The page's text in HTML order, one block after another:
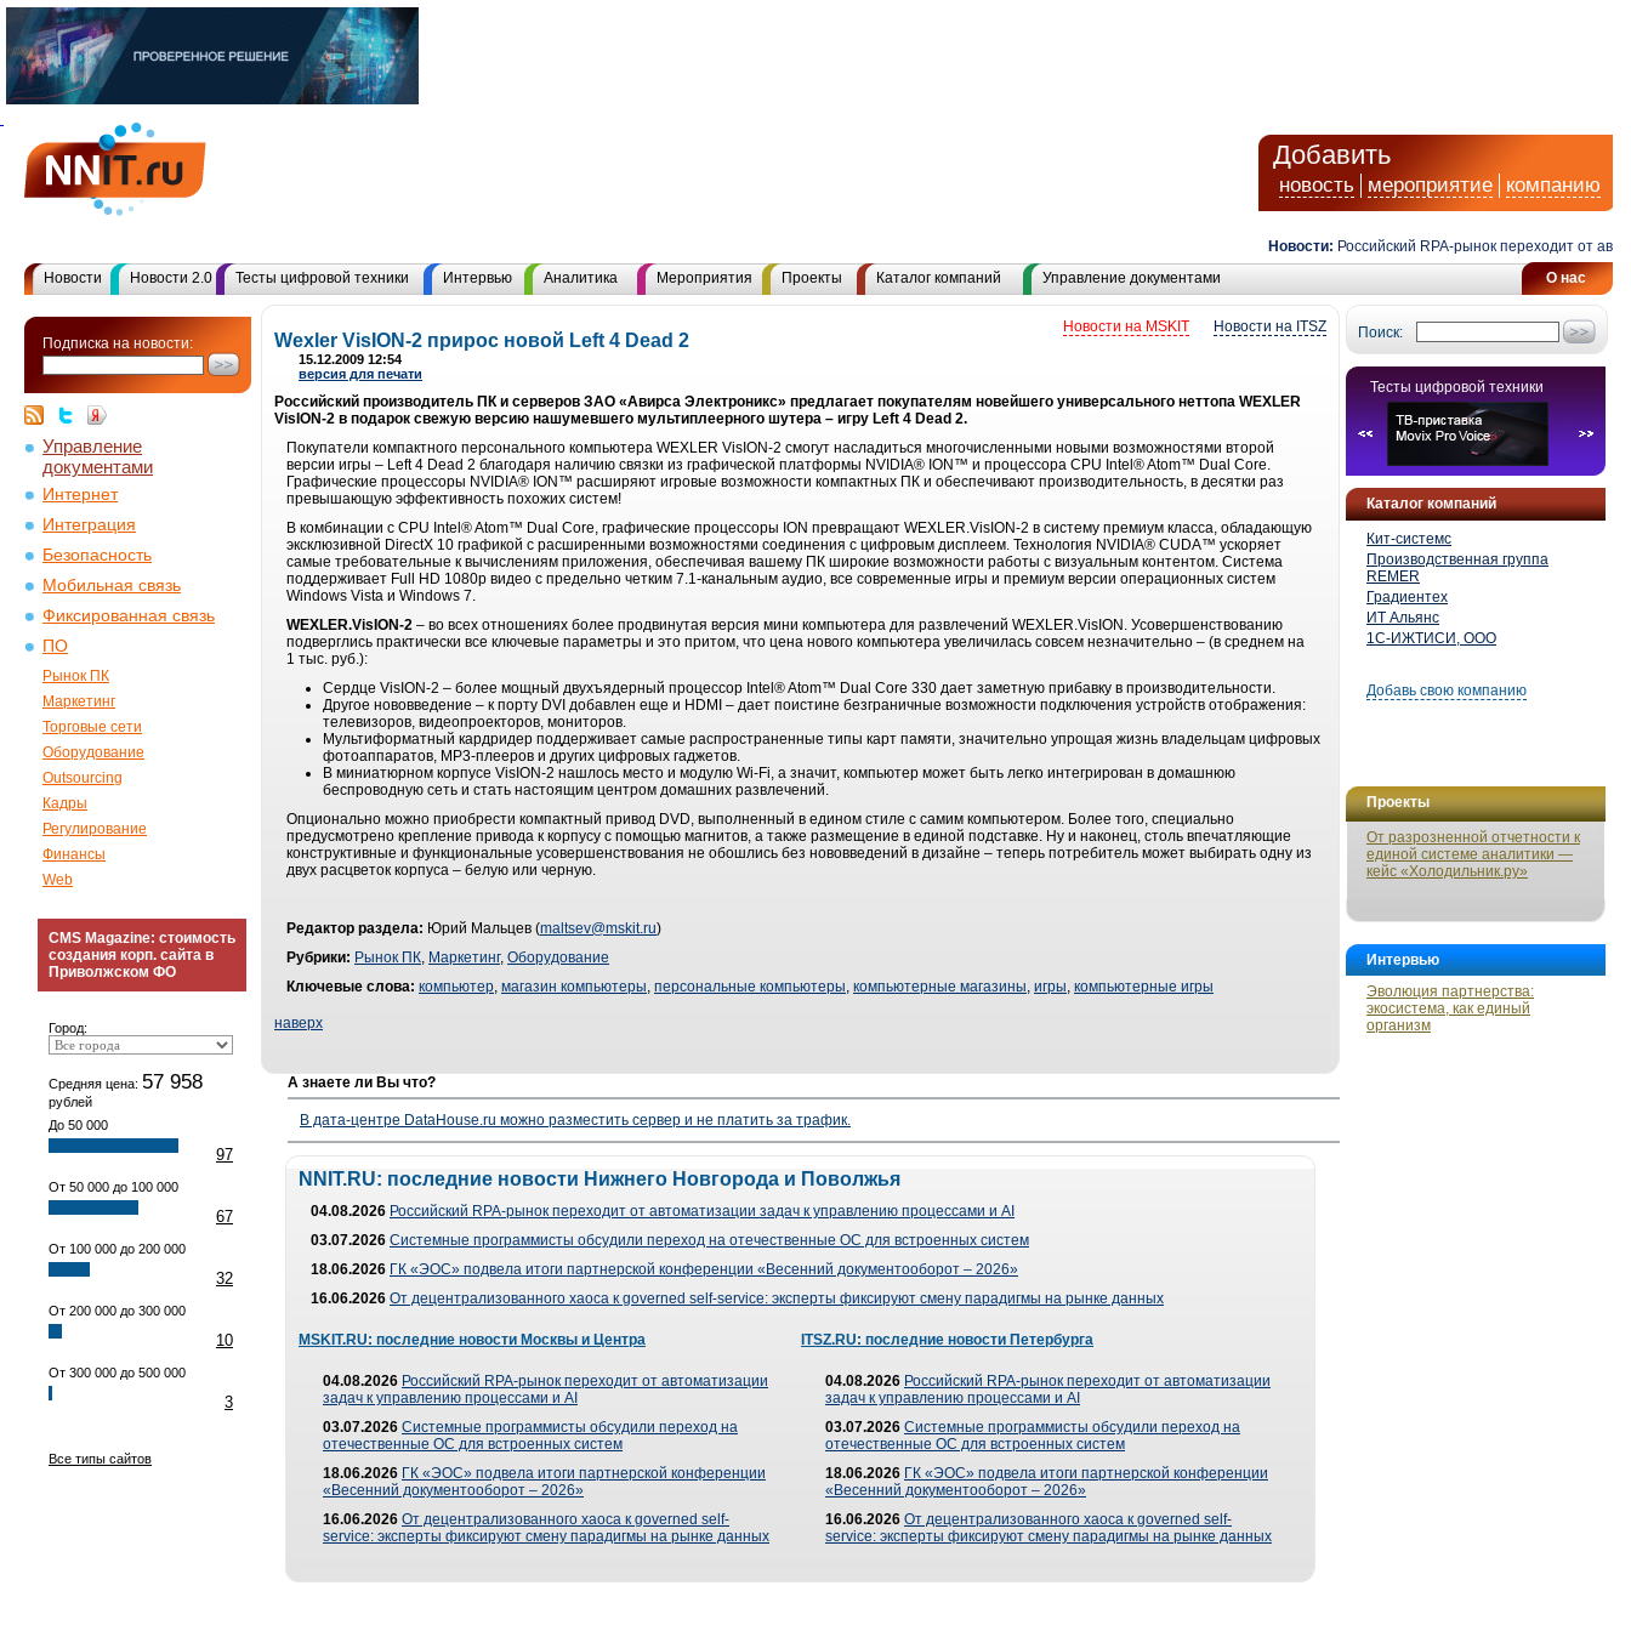
Добавить
новость мероприятие компанию
Новости: Российский RPA-рынок переходит от
О нас
Новости Новости 2.0 Тесты цифровой техники Интервью Аналитика Мероприятия Проекты Каталог компаний Управление документами
Подписка на новости:
Управление
документами
Интернет
Интеграция
Безопасность
Мобильная связь
Фиксированная связь
ПО
Рынок ПК
Маркетинг
Торговые сети
Оборудование
Outsourcing
Кадры
Регулирование
Финансы
Web
CMS Magazine: стоимость
создания корп. сайта в
Приволжском ФО
Город:
Средняя цена: 57 958
рублей
До 50 000
97
От 50 000 до 100 000
67
От 100 000 до 200 000
32
От 200 000 до 300 000
10
От 300 000 до 500 000
3
Все типы сайтов
Поиск:
Тесты цифровой техники
Каталог компаний
Кит-системс
Производственная группа
REMER
Градиентех
ИТ Альянс
1С-ИЖТИСИ, ООО
Добавь свою компанию
Проекты
От разрозненной отчетности к
единой системе аналитики —
кейс «Холодильник.ру»
Интервью
Эволюция партнерства:
экосистема, как единый
организм
Новости на ITSZ
Новости на MSKIT
Wexler VisION-2 прирос новой Left 4 Dead 2
15.12.2009 12:54
версия для печати
Российский производитель ПК и серверов ЗАО «Авирса Электроникс» предлагает покупателям новейшего универсального неттопа WEXLER
VisION-2 в подарок свежую версию нашумевшего мультиплеерного шутера – игру Left 4 Dead 2.
Покупатели компактного персонального компьютера WEXLER VisION-2 смогут насладиться многочисленными новыми возможностями второй
версии игры – Left 4 Dead 2 благодаря наличию связки из графической платформы NVIDIA® ION™ и процессора CPU Intel® Atom™ Dual Core.
Графические процессоры NVIDIA® ION™ расширяют игровые возможности компактных ПК и обеспечивают производительность, в десятки раз
превышающую эффективность похожих систем!
В комбинации с CPU Intel® Atom™ Dual Core, графические процессоры ION превращают WEXLER.VisION-2 в систему премиум класса, обладающую
эксклюзивной DirectX 10 графикой с расширенными возможностями соединения с цифровым дисплеем. Технология NVIDIA® CUDA™ ускоряет
самые требовательные к вычислениям приложения, обеспечивая вашему ПК широкие возможности работы с визуальным контентом. Система
поддерживает Full HD 1080p видео с предельно четким 7.1-канальным аудио, все современные игры и премиум версии операционных систем
Windows Vista и Windows 7.
WEXLER.VisION-2 – во всех отношениях более продвинутая версия мини компьютера для развлечений WEXLER.VisION. Усовершенствованию
подверглись практически все ключевые параметры и это притом, что цена нового компьютера увеличилась совсем незначительно – (в среднем на
1 тыс. руб.):
Сердце VisION-2 – более мощный двухъядерный процессор Intel® Atom™ Dual Core 330 дает заметную прибавку в производительности.
Другое нововведение – к порту DVI добавлен еще и HDMI – дает поистине безграничные возможности подключения устройств отображения:
телевизоров, видеопроекторов, мониторов.
Мультиформатный кардридер поддерживает самые распространенные типы карт памяти, значительно упрощая жизнь владельцам цифровых
фотоаппаратов, MP3-плееров и других цифровых гаджетов.
В миниатюрном корпусе VisION-2 нашлось место и модулю Wi-Fi, а значит, компьютер может быть легко интегрирован в домашнюю
беспроводную сеть и стать настоящим центром домашних развлечений.
Опционально можно приобрести компактный привод DVD, выполненный в едином стиле с самим компьютером. Более того, специально
предусмотрено крепление привода к корпусу с помощью магнитов, а также размещение в единой подставке. Ну и наконец, столь впечатляющие
конструктивные и функциональные усовершенствования не обошлись без нововведений в дизайне – теперь потребитель может выбирать одну из
двух расцветок корпуса – белую или черную.
Редактор раздела: Юрий Мальцев (maltsev@mskit.ru)
Рубрики: Рынок ПК, Маркетинг, Оборудование
Ключевые слова: компьютер, магазин компьютеры, персональные компьютеры, компьютерные магазины, игры, компьютерные игры
наверх
А знаете ли Вы что?
В дата-центре DataHouse.ru можно разместить сервер и не платить за трафик.
NNIT.RU: последние новости Нижнего Новгорода и Поволжья
04.08.2026 Российский RPA-рынок переходит от автоматизации задач к управлению процессами и AI
03.07.2026 Системные программисты обсудили переход на отечественные ОС для встроенных систем
18.06.2026 ГК «ЭОС» подвела итоги партнерской конференции «Весенний документооборот – 2026»
16.06.2026 От децентрализованного хаоса к governed self-service: эксперты фиксируют смену парадигмы на рынке данных
MSKIT.RU: последние новости Москвы и Центра
04.08.2026 Российский RPA-рынок переходит от автоматизации
задач к управлению процессами и AI
03.07.2026 Системные программисты обсудили переход на
отечественные ОС для встроенных систем
18.06.2026 ГК «ЭОС» подвела итоги партнерской конференции
«Весенний документооборот – 2026»
16.06.2026 От децентрализованного хаоса к governed self-
service: эксперты фиксируют смену парадигмы на рынке данных
ITSZ.RU: последние новости Петербурга
04.08.2026 Российский RPA-рынок переходит от автоматизации
задач к управлению процессами и AI
03.07.2026 Системные программисты обсудили переход на
отечественные ОС для встроенных систем
18.06.2026 ГК «ЭОС» подвела итоги партнерской конференции
«Весенний документооборот – 2026»
16.06.2026 От децентрализованного хаоса к governed self-
service: эксперты фиксируют смену парадигмы на рынке данных